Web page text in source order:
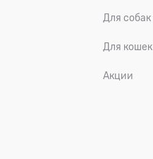
Для собак
Для кошек
Акции